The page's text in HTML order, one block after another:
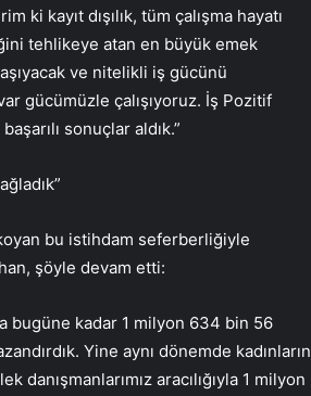
ki kayıt dışılık, tüm çalışma hayatı
tehlikeye atan en büyük emek
ve nitelikli iş gücünü
gücümüzle çalışıyoruz. İş Pozitif
sonuçlar aldık.”
bu istihdam seferberliğiyle
şöyle devam etti:
bugüne kadar 1 milyon 634 bin 56
Yine aynı dönemde kadınların
danışmanlarımız aracılığıyla 1 milyon